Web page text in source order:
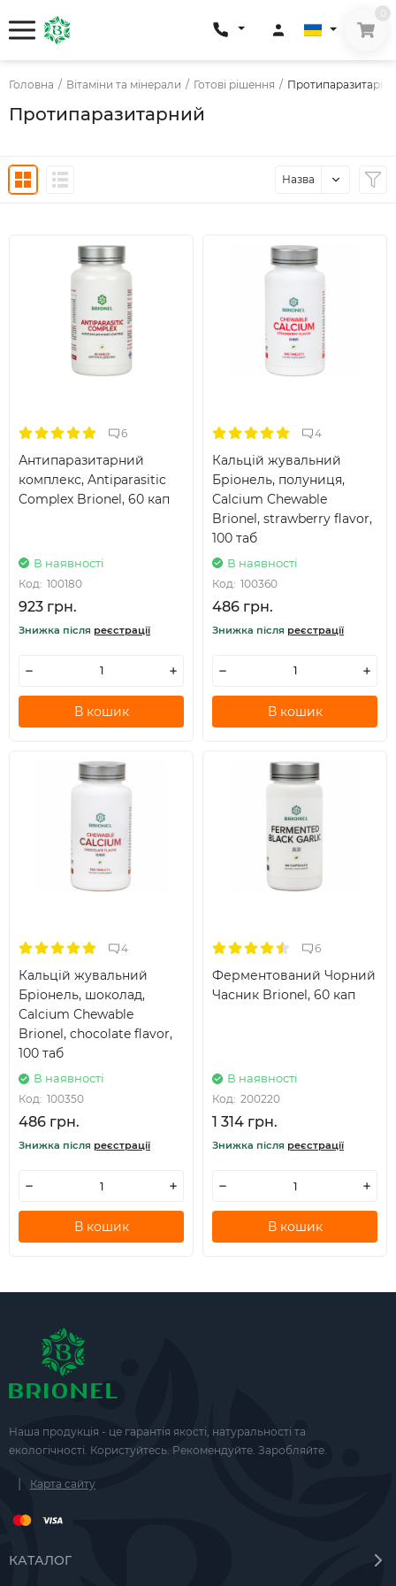
Головна / Вітаміни та мінерали / Готові рішення /
Протипаразитарний
Назва
6
Антипаразитарний
комплекс, Antiparasitic
Complex Brionel, 60 кап
В наявності
Код: 100180
923 грн.
Знижка після реєстрації
В кошик
4
Кальцій жувальний
Бріонель, полуниця,
Calcium Chewable
Brionel, strawberry flavor,
100 таб
В наявності
Код: 100360
486 грн.
Знижка після реєстрації
В кошик
4
Кальцій жувальний
Бріонель, шоколад,
Calcium Chewable
Brionel, chocolate flavor,
100 таб
В наявності
Код: 100350
486 грн.
Знижка після реєстрації
В кошик
6
Ферментований Чорний
Часник Brionel, 60 кап
В наявності
Код: 200220
1 314 грн.
Знижка після реєстрації
В кошик
Наша продукція - це гарантія якості, натуральності та
екологічності. Користуйтесь. Рекомендуйте. Заробляйте.
| Карта сайту
КАТАЛОГ